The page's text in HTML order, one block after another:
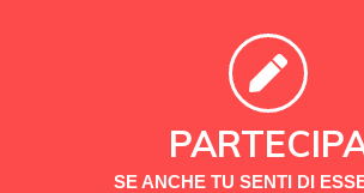
SE ANCHE TU SENTI DI